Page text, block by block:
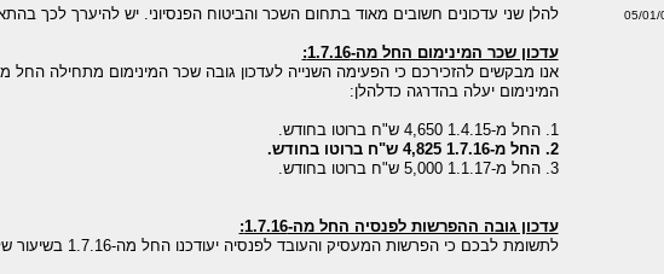
להלן שני עדכונים חשובים מאוד בתחום השכר והביטוח הפנסיוני. יש להיערך לכך
עדכון שכר המינימום החל מה-1.7.16:
המינימום יעלה בהדרגה כדלהלן:
1. החל מ-1.4.15 4,650 ש"ח ברוטו בחודש.
2. החל מ-1.7.16 4,825 ש"ח ברוטו בחודש.
3. החל מ-1.1.17 5,000 ש"ח ברוטו בחודש.
עדכון גובה ההפרשות לפנסיה החל מה-1.7.16:
לתשומת לבכם כי הפרשות המעסיק והעובד לפנסיה יעודכנו החל מה-1.7.16 בשיעור של 0.25% כדלהלן: